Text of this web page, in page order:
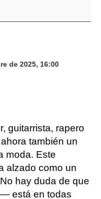
de 2025, 16:00
guitarrista, rapero
también un
moda. Este
alzado como un
No hay duda de que
está en todas